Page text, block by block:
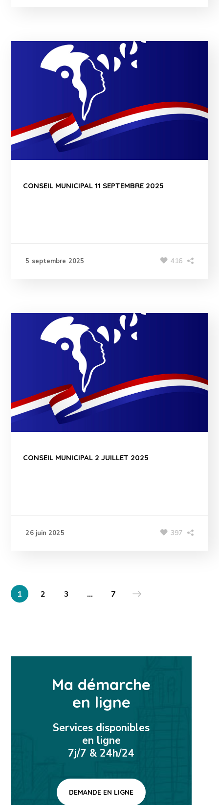
CONSEIL MUNICIPAL 11 SEPTEMBRE 2025
5 septembre 2025 416
CONSEIL MUNICIPAL 2 JUILLET 2025
26 juin 2025 397
1 2 3 … 7
Ma démarche
en ligne
Services disponibles
en ligne
7j/7 & 24h/24
DEMANDE EN LIGNE